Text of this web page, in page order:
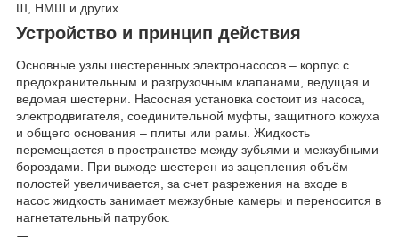
Ш, НМШ и других.
Устройство и принцип действия
Основные узлы шестеренных электронасосов – корпус с
предохранительным и разгрузочным клапанами, ведущая и
ведомая шестерни. Насосная установка состоит из насоса,
электродвигателя, соединительной муфты, защитного кожуха
и общего основания – плиты или рамы. Жидкость
перемещается в пространстве между зубьями и межзубными
бороздами. При выходе шестерен из зацепления объём
полостей увеличивается, за счет разрежения на входе в
насос жидкость занимает межзубные камеры и переносится в
нагнетательный патрубок.